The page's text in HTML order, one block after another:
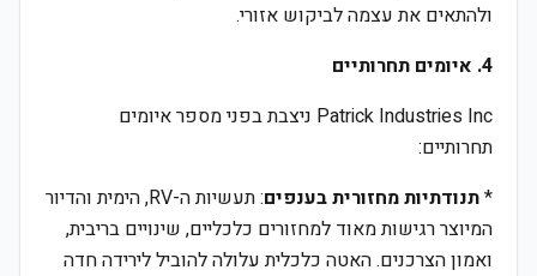
ולהתאים את עצמה לביקוש אזורי.
4. איומים תחרותיים
Patrick Industries Inc ניצבת בפני מספר איומים
תחרותיים:
*תנודתיות מחזורית בענפים
: תעשיות ה-RV, הימית והדיור
המיוצר רגישות מאוד למחזורים כלכליים, שינויים בריבית,
ואמון הצרכנים. האטה כלכלית עלולה להוביל לירידה חדה